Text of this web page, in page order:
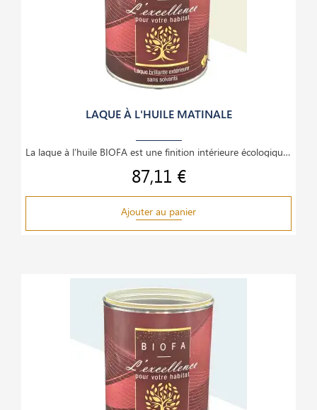
LAQUE À L'HUILE MATINALE
La laque à l’huile BIOFA est une finition intérieure écologique et haut de gamme, idéale pour le
Prix
87,11 €
Ajouter au panier